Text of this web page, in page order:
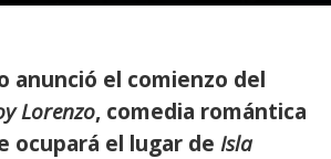
anunció el comienzo del
Lorenzo, comedia romántica
ocupará el lugar de Isla